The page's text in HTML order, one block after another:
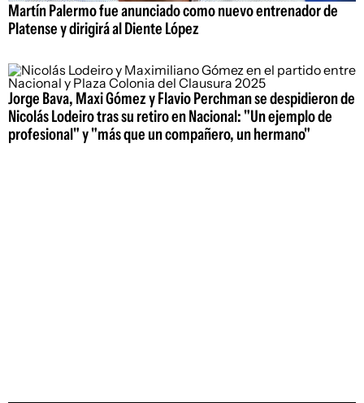
Martín Palermo fue anunciado como nuevo entrenador de
Platense y dirigirá al Diente López
Jorge Bava, Maxi Gómez y Flavio Perchman se despidieron de
Nicolás Lodeiro tras su retiro en Nacional: "Un ejemplo de
profesional" y "más que un compañero, un hermano"